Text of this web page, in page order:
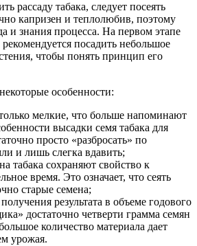
рассаду табака, следует посеять
капризен и теплолюбив, поэтому
и знания процесса. На первом этапе
посадить небольшое
чтобы понять принцип его
особенности:
мелкие, что больше напоминают
высадки семя табака для
просто «разбросать» по
и лишь слегка вдавить;
табака сохраняют свойство к
время. Это означает, что сеять
старые семена;
результата в объеме годового
достаточно четверти грамма семян
количество материала дает
урожая.